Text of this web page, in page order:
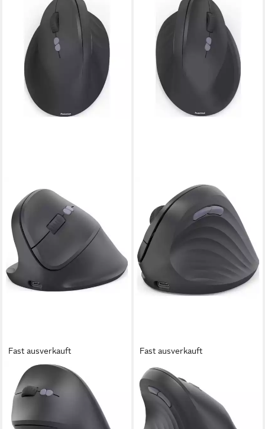
Fast ausverkauft
HAMA
EWM-600L Maus Kabellos
Optisch Schwarz 8 Tasten
1800 dpi Ergonomisch Mäuse
Fast ausverkauft
HAMA
EWM-600R Maus Kabellos
Optisch Schwarz 8 Tasten
1800 dpi Ergonomisch Mäuse